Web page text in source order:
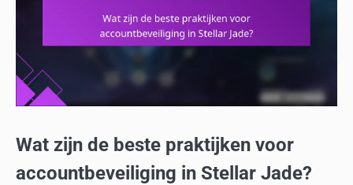
Wat zijn de beste praktijken voor
accountbeveiliging in Stellar Jade?